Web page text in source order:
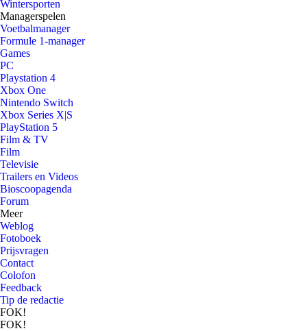
Wintersporten
Managerspelen
Voetbalmanager
Formule 1-manager
Games
PC
Playstation 4
Xbox One
Nintendo Switch
Xbox Series X|S
PlayStation 5
Film & TV
Film
Televisie
Trailers en Videos
Bioscoopagenda
Forum
Meer
Weblog
Fotoboek
Prijsvragen
Contact
Colofon
Feedback
Tip de redactie
FOK!
FOK!